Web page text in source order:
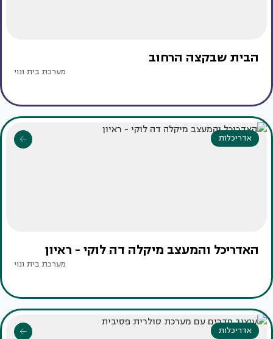
הבית שבקצה הרחוב
מערכת בית ונוי
אדריכלות
האדריכל והמעצב מיקלה דה לוקי - ראיון
מערכת בית ונוי
אדריכלות